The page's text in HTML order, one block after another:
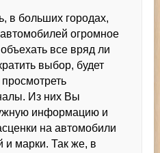
в больших городах,
огромное
все вряд ли
выбор, будет
Из них Вы
информацию и
на автомобили
и марки. Так же, в